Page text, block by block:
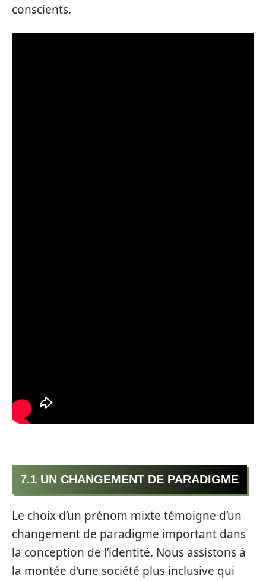
conscients.
7.1 UN CHANGEMENT DE PARADIGME
Le choix d’un prénom mixte témoigne d’un
changement de paradigme important dans
la conception de l’identité. Nous assistons à
la montée d’une société plus inclusive qui